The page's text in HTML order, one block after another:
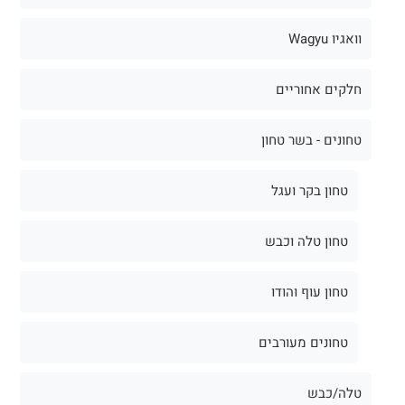
וואגיו Wagyu
חלקים אחוריים
טחונים - בשר טחון
טחון בקר ועגל
טחון טלה וכבש
טחון עוף והודו
טחונים מעורבים
טלה/כבש